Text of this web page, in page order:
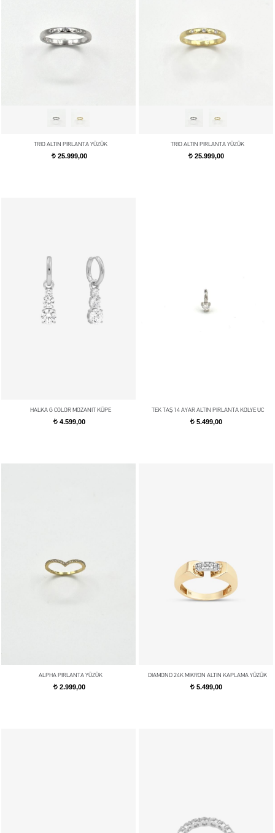
TRIO ALTIN PIRLANTA YÜZÜK
t25.999,00
TRIO ALTIN PIRLANTA YÜZÜK
t 25.999,00
HALKA G COLOR MOZANIT KÜPE
t4.599,00
TEK TAŞ 14 AYAR ALTIN PIRLANTA KOLYE UC
t 5.499,00
ALPHA PIRLANTA YÜZÜK
t2.999,00
DIAMOND 24K MIKRON ALTIN KAPLAMA YÜZÜK
t 5.499,00